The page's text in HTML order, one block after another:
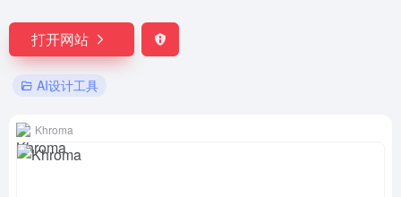
打开网站
AI设计工具
Khroma